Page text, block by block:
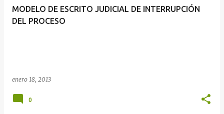
MODELO DE ESCRITO JUDICIAL DE INTERRUPCIÓN
DEL PROCESO
enero 18, 2013
0